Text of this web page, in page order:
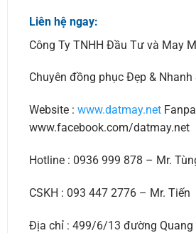
Liên hệ ngay:
Công Ty TNHH Đầu Tư và May
Chuyên đồng phục Đẹp & Nhanh
Website : www.datmay.net
www.facebook.com/datmay.net
Hotline : 0936 999 878 – Mr.
CSKH : 093 447 2776 – Mr. Tiến
Địa chỉ : 499/6/13 đường Quang